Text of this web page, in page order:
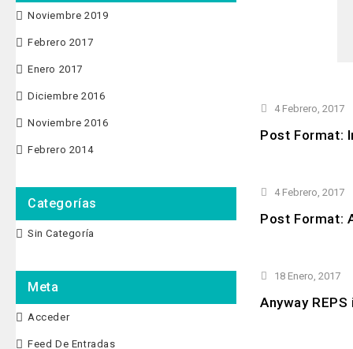
4 Febrero, 2017
Post Format:
4 Febrero, 2017
Post Format:
18 Enero, 2017
Anyway
Noviembre 2019
Febrero 2017
Enero 2017
Diciembre 2016
Noviembre 2016
Febrero 2014
Categorías
Sin Categoría
Meta
Acceder
Feed De Entradas